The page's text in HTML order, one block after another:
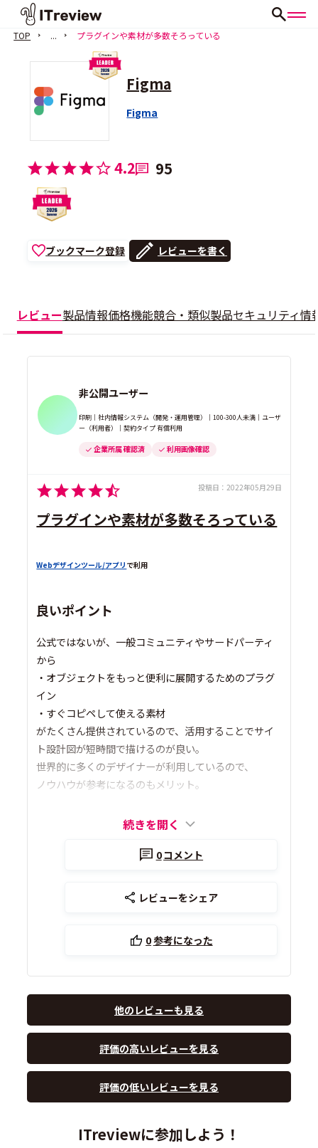
TOP ... プラグインや素材が多数そろっている
Figma
Figma
4.2 95
ブックマーク登録 レビューを書く
レビュー製品情報価格機能競合・類似製品セキュリティ情
非公開ユーザー
印刷｜社内情報システム（開発・運用管理）｜100-300人未満｜ユーザ
ー（利用者）｜契約タイプ 有償利用
企業所属 確認済 利用画像確認
投稿日： 2022年05月29日
プラグインや素材が多数そろっている
Webデザインツール/アプリ で利用
良いポイント
公式ではないが、一般コミュニティやサードパーティ
から
・オブジェクトをもっと便利に展開するためのプラグ
イン
・すぐコピペして使える素材
がたくさん提供されているので、活用することでサイ
ト設計図が短時間で描けるのが良い。
世界的に多くのデザイナーが利用しているので、
ノウハウが参考になるのもメリット。
続きを開く
0コメント
レビューをシェア
0参考になった
他のレビューも見る
評価の高いレビューを見る
評価の低いレビューを見る
ITreviewに参加しよう！